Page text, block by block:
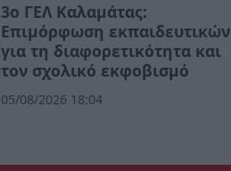
3ο ΓΕΛ Καλαμάτας:
Επιμόρφωση εκπαιδευτικών
για τη διαφορετικότητα και
τον σχολικό εκφοβισμό
05/08/2026 18:04